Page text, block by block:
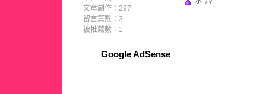
文章創作：297
留言篇數：3
被推薦數： 1
Google AdSense